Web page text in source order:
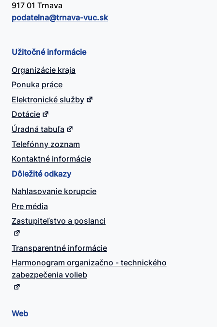
917 01 Trnava
podatelna@​trnava-vuc.sk
Užitočné informácie
Organizácie kraja
Ponuka práce
Elektronické služby
Dotácie
Úradná tabuľa
Telefónny zoznam
Kontaktné informácie
Dôležité odkazy
Nahlasovanie korupcie
Pre média
Zastupiteľstvo a poslanci
Transparentné informácie
Harmonogram organizačno - technického
zabezpečenia volieb
Web